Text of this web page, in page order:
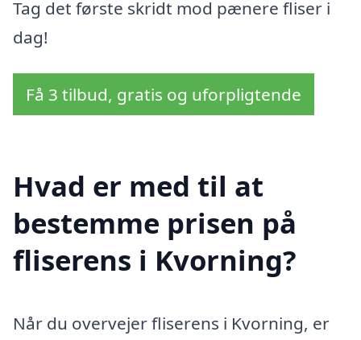
Tag det første skridt mod pænere fliser i
dag!
Få 3 tilbud, gratis og uforpligtende
Hvad er med til at
bestemme prisen på
fliserens i Kvorning?
Når du overvejer fliserens i Kvorning, er